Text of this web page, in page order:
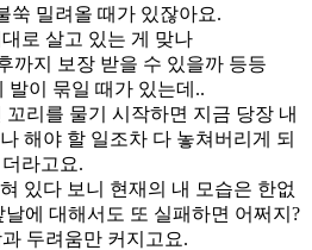
쑥 밀려올 때가 있잖아요.
로 살고 있는 게 맞나
까지 보장 받을 수 있을까 등등
발이 묶일 때가 있는데..
리를 물기 시작하면 지금 당장 내
해야 할 일조차 다 놓쳐버리게 되
더라고요.
있다 보니 현재의 내 모습은 한없
에 대해서도 또 실패하면 어쩌지?
두려움만 커지고요.